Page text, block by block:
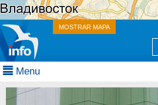
MOSTRAR MAPA
Menu